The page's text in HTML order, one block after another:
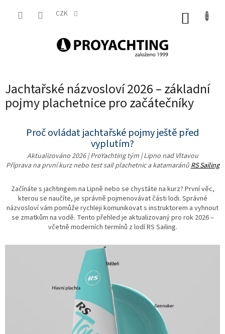
CZK
Jachtařské názvosloví 2026 – základní
pojmy plachetnice pro začátečníky
Proč ovládat jachtařské pojmy ještě před
vyplutím?
Aktualizováno 2026 | ProYachting tým | Lipno nad Vltavou
Příprava na první kurz nebo test sail plachetnic a katamaránůRS Sailing
Začínáte s jachtingem na Lipně nebo se chystáte na kurz? První věc,
kterou se naučíte, je správně pojmenovávat části lodi. Správné
názvosloví vám pomůže rychleji komunikovat s instruktorem a vyhnout
se zmatkům na vodě. Tento přehled je aktualizovaný pro rok 2026 –
včetně moderních termínů z lodí RS Sailing.